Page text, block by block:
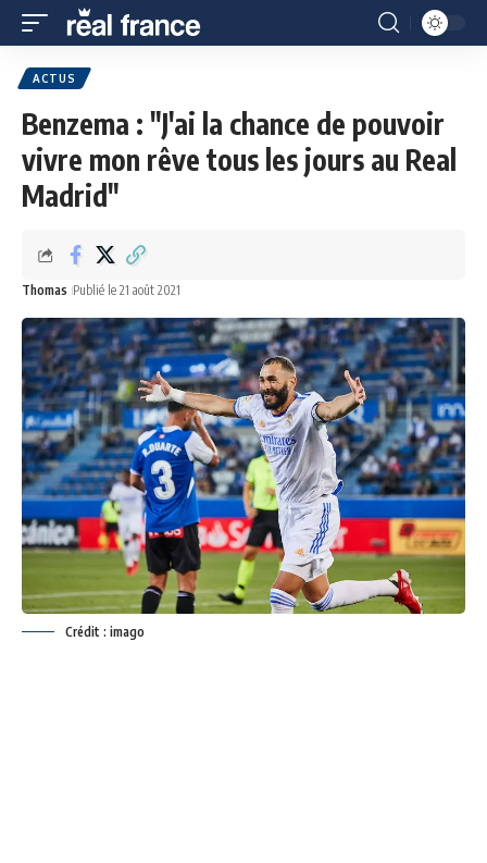
ACTUS
Benzema : "J'ai la chance de pouvoir
vivre mon rêve tous les jours au Real
Madrid"
Thomas Publié le 21 août 2021
Crédit : imago